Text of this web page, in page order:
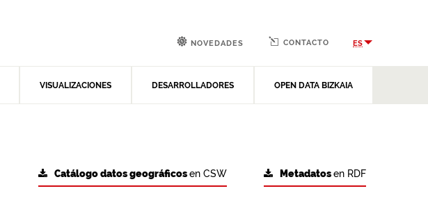
VISUALIZACIONES DESARROLLADORES OPEN DATA BIZKAIA
NOVEDADES CONTACTO ES
Metadatosen RDF
Catálogo datos geográficosen CSW